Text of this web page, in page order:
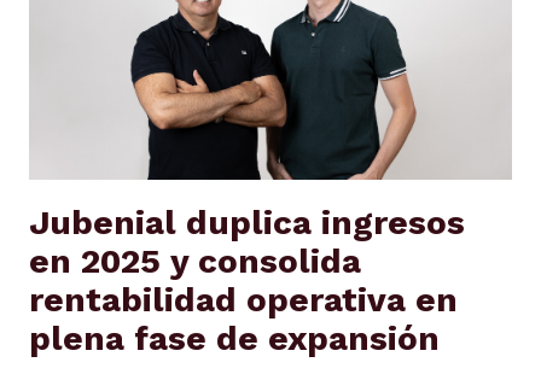
Jubenial duplica ingresos
en 2025 y consolida
rentabilidad operativa en
plena fase de expansión